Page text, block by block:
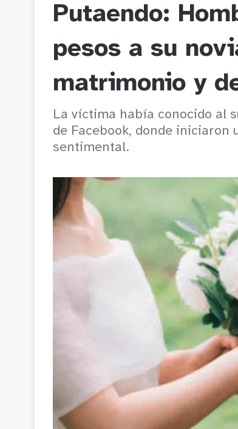
Putaendo:
pesos a su
matrimonio y
La víctima había conocido al
de Facebook, donde
sentimental.